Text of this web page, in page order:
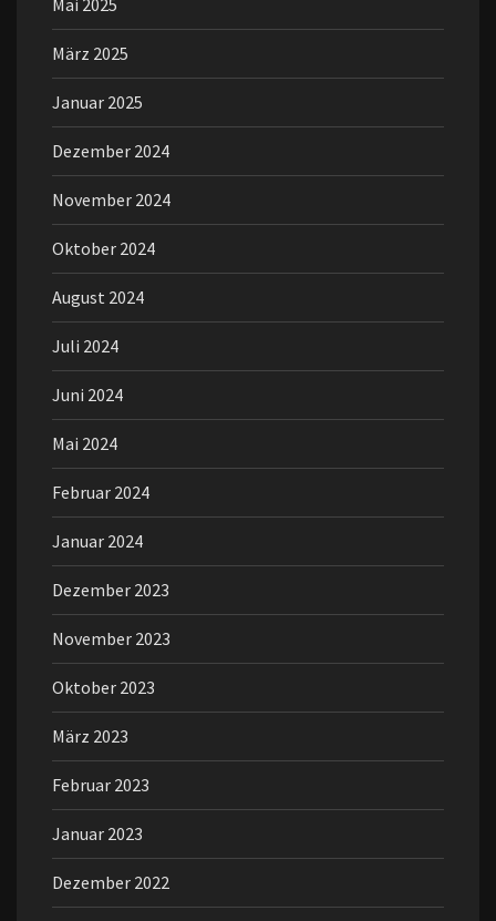
März 2025
Januar 2025
Dezember 2024
November 2024
Oktober 2024
August 2024
Juli 2024
Juni 2024
Mai 2024
Februar 2024
Januar 2024
Dezember 2023
November 2023
Oktober 2023
März 2023
Februar 2023
Januar 2023
Dezember 2022